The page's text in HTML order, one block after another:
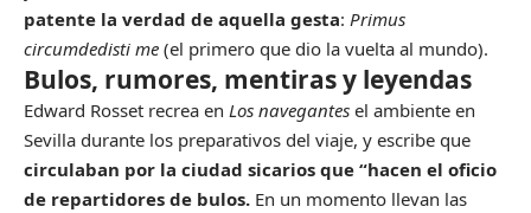
patente la verdad de aquella gesta: Primus
circumdedisti me (el primero que dio la vuelta al mundo).
Bulos, rumores, mentiras y leyendas
Edward Rosset recrea en Los navegantes el ambiente en
Sevilla durante los preparativos del viaje, y escribe que
circulaban por la ciudad sicarios que “hacen el oficio
de repartidores de bulos. En un momento llevan las